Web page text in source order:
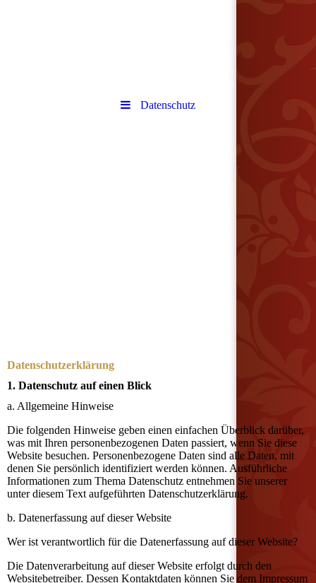
Datenschutz
Datenschutz­erklärung
1. Datenschutz auf einen Blick
a. Allgemeine Hinweise
Die folgenden Hinweise geben einen einfachen Überblick darüber,
was mit Ihren personenbezogenen Daten passiert, wenn Sie diese
Website besuchen. Personenbezogene Daten sind alle Daten, mit
denen Sie persönlich identifiziert werden können. Ausführliche
Informationen zum Thema Datenschutz entnehmen Sie unserer
unter diesem Text aufgeführten Datenschutzerklärung.
b. Datenerfassung auf dieser Website
Wer ist verantwortlich für die Datenerfassung auf dieser Website?
Die Datenverarbeitung auf dieser Website erfolgt durch den
Websitebetreiber. Dessen Kontaktdaten können Sie dem Impressum